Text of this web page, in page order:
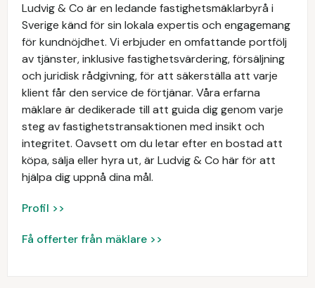
Ludvig & Co är en ledande fastighetsmäklarbyrå i
Sverige känd för sin lokala expertis och engagemang
för kundnöjdhet. Vi erbjuder en omfattande portfölj
av tjänster, inklusive fastighetsvärdering, försäljning
och juridisk rådgivning, för att säkerställa att varje
klient får den service de förtjänar. Våra erfarna
mäklare är dedikerade till att guida dig genom varje
steg av fastighetstransaktionen med insikt och
integritet. Oavsett om du letar efter en bostad att
köpa, sälja eller hyra ut, är Ludvig & Co här för att
hjälpa dig uppnå dina mål.
Profil >>
Få offerter från mäklare >>